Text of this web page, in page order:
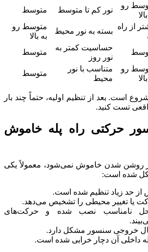
رو
نور کم تا متوسط متوسط
از راه
بسته به نور محیط
متوسط رو
به بالا
حساسیت کمتر به
نور روز
متوسط
رو
متناسب با نور
محیط
متوسط
است. بعد از تنظیم اولیه، حتماً چند بار
تست کنید.
حرکتی راه پله خاموش
از روشن شدن خاموش نمی‌شود، معمولاً یکی
شده است:
یا تغییر محیطی را تشخیص می‌دهد.
نامناسب نصب شده و حرکت‌های
خروجی سنسور مشکل دارد.
داخلی آن دچار خرابی شده است.